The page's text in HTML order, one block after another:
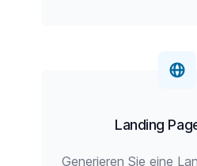
Landing
Generieren Sie eine